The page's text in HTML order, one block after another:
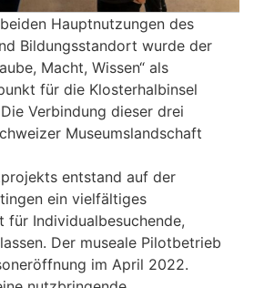
Hauptnutzungen des
Bildungsstandort wurde der
Macht, Wissen“ als
für die Klosterhalbinsel
Verbindung dieser drei
Museumslandschaft
entstand auf der
ein vielfältiges
für Individualbesuchende,
Der museale Pilotbetrieb
im April 2022.